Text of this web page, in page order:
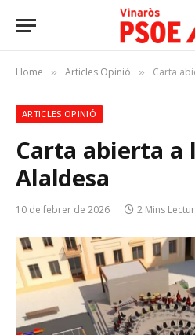
Home » Articles Opinió » Carta
ARTICLES OPINIÓ
Carta abierta a
Alaldesa
10 de febrer de 2026 2 Mins